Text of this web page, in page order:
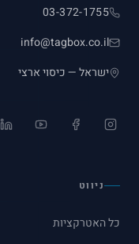
03-372-1755
info@tagbox.co.il
ישראל — כיסוי ארצי
Instagram
Facebook
ניווט
כל האטרקציות